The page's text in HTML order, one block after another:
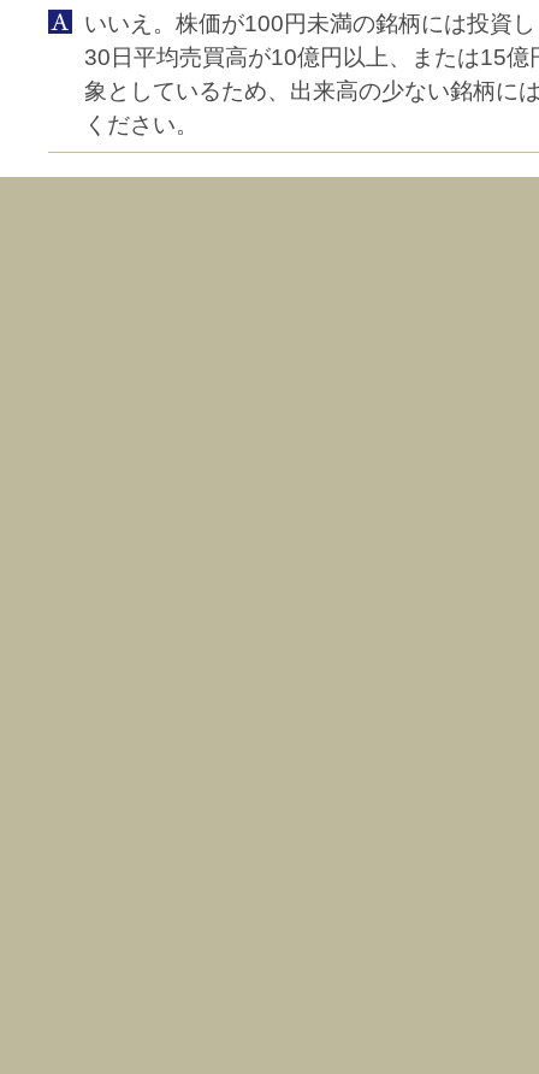
いいえ。株価が100円未満の銘柄には投資
30日平均売買高が10億円以上、または15億
象としているため、出来高の少ない銘柄に
ください。